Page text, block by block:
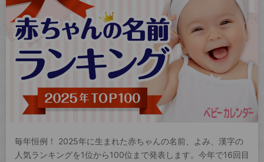
毎年恒例！ 2025年に生まれた赤ちゃんの名前、よみ、漢字の
人気ランキングを1位から100位まで発表します。今年で16回目